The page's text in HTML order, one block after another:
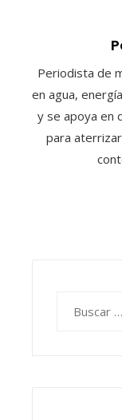
Periodista de
en agua,
y se apoya en
para